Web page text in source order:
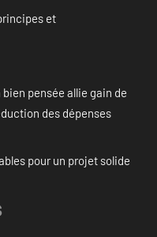
et
pensée allie gain de
des dépenses
pour un projet solide